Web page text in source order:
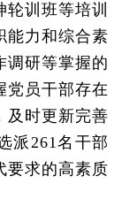
训班等培训
能力和综合素
调研等掌握的
党员干部存在
及时更新完善
派261名干部
要求的高素质